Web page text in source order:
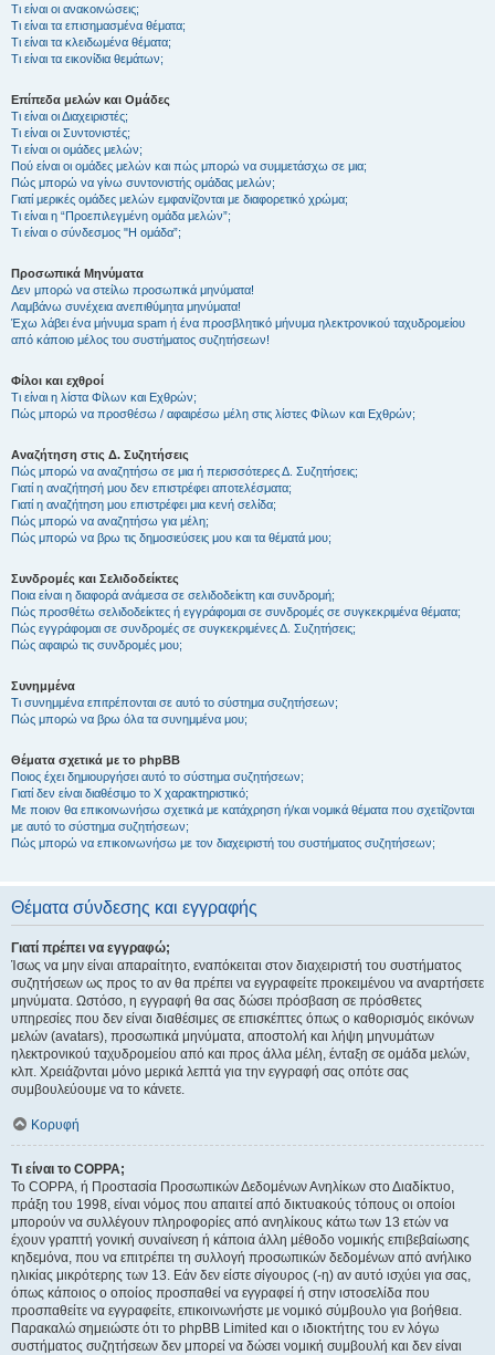
Τι είναι οι ανακοινώσεις;
Τι είναι τα επισημασμένα θέματα;
Τι είναι τα κλειδωμένα θέματα;
Τι είναι τα εικονίδια θεμάτων;
Επίπεδα μελών και Ομάδες
Τι είναι οι Διαχειριστές;
Τι είναι οι Συντονιστές;
Τι είναι οι ομάδες μελών;
Πού είναι οι ομάδες μελών και πώς μπορώ να συμμετάσχω σε μια;
Πώς μπορώ να γίνω συντονιστής ομάδας μελών;
Γιατί μερικές ομάδες μελών εμφανίζονται με διαφορετικό χρώμα;
Τι είναι η “Προεπιλεγμένη ομάδα μελών”;
Τι είναι ο σύνδεσμος "Η ομάδα”;
Προσωπικά Μηνύματα
Δεν μπορώ να στείλω προσωπικά μηνύματα!
Λαμβάνω συνέχεια ανεπιθύμητα μηνύματα!
Έχω λάβει ένα μήνυμα spam ή ένα προσβλητικό μήνυμα ηλεκτρονικού ταχυδρομείου
από κάποιο μέλος του συστήματος συζητήσεων!
Φίλοι και εχθροί
Τι είναι η λίστα Φίλων και Εχθρών;
Πώς μπορώ να προσθέσω / αφαιρέσω μέλη στις λίστες Φίλων και Εχθρών;
Αναζήτηση στις Δ. Συζητήσεις
Πώς μπορώ να αναζητήσω σε μια ή περισσότερες Δ. Συζητήσεις;
Γιατί η αναζήτησή μου δεν επιστρέφει αποτελέσματα;
Γιατί η αναζήτηση μου επιστρέφει μια κενή σελίδα;
Πώς μπορώ να αναζητήσω για μέλη;
Πώς μπορώ να βρω τις δημοσιεύσεις μου και τα θέματά μου;
Συνδρομές και Σελιδοδείκτες
Ποια είναι η διαφορά ανάμεσα σε σελιδοδείκτη και συνδρομή;
Πώς προσθέτω σελιδοδείκτες ή εγγράφομαι σε συνδρομές σε συγκεκριμένα θέματα;
Πώς εγγράφομαι σε συνδρομές σε συγκεκριμένες Δ. Συζητήσεις;
Πώς αφαιρώ τις συνδρομές μου;
Συνημμένα
Τι συνημμένα επιτρέπονται σε αυτό το σύστημα συζητήσεων;
Πώς μπορώ να βρω όλα τα συνημμένα μου;
Θέματα σχετικά με το phpBB
Ποιος έχει δημιουργήσει αυτό το σύστημα συζητήσεων;
Γιατί δεν είναι διαθέσιμο το Χ χαρακτηριστικό;
Με ποιον θα επικοινωνήσω σχετικά με κατάχρηση ή/και νομικά θέματα που σχετίζονται
με αυτό το σύστημα συζητήσεων;
Πώς μπορώ να επικοινωνήσω με τον διαχειριστή του συστήματος συζητήσεων;
Θέματα σύνδεσης και εγγραφής
Γιατί πρέπει να εγγραφώ;
Ίσως να μην είναι απαραίτητο, εναπόκειται στον διαχειριστή του συστήματος
συζητήσεων ως προς το αν θα πρέπει να εγγραφείτε προκειμένου να αναρτήσετε
μηνύματα. Ωστόσο, η εγγραφή θα σας δώσει πρόσβαση σε πρόσθετες
υπηρεσίες που δεν είναι διαθέσιμες σε επισκέπτες όπως ο καθορισμός εικόνων
μελών (avatars), προσωπικά μηνύματα, αποστολή και λήψη μηνυμάτων
ηλεκτρονικού ταχυδρομείου από και προς άλλα μέλη, ένταξη σε ομάδα μελών,
κλπ. Χρειάζονται μόνο μερικά λεπτά για την εγγραφή σας οπότε σας
συμβουλεύουμε να το κάνετε.
Κορυφή
Τι είναι το COPPA;
Το COPPA, ή Προστασία Προσωπικών Δεδομένων Ανηλίκων στο Διαδίκτυο,
πράξη του 1998, είναι νόμος που απαιτεί από δικτυακούς τόπους οι οποίοι
μπορούν να συλλέγουν πληροφορίες από ανηλίκους κάτω των 13 ετών να
έχουν γραπτή γονική συναίνεση ή κάποια άλλη μέθοδο νομικής επιβεβαίωσης
κηδεμόνα, που να επιτρέπει τη συλλογή προσωπικών δεδομένων από ανήλικο
ηλικίας μικρότερης των 13. Εάν δεν είστε σίγουρος (-η) αν αυτό ισχύει για σας,
όπως κάποιος ο οποίος προσπαθεί να εγγραφεί ή στην ιστοσελίδα που
προσπαθείτε να εγγραφείτε, επικοινωνήστε με νομικό σύμβουλο για βοήθεια.
Παρακαλώ σημειώστε ότι το phpBB Limited και ο ιδιοκτήτης του εν λόγω
συστήματος συζητήσεων δεν μπορεί να δώσει νομική συμβουλή και δεν είναι